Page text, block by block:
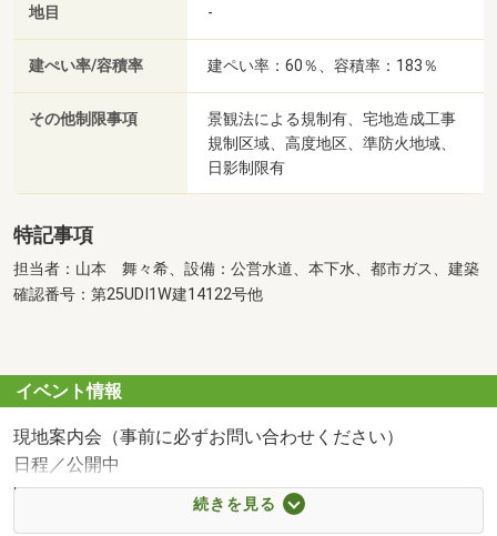
地目 -
建ぺい率/容積率 建ペい率：60％、容積率：183％
その他制限事項
景観法による規制有、宅地造成工事
規制区域、高度地区、準防火地域、
日影制限有
特記事項
担当者：山本 舞々希、設備：公営水道、本下水、都市ガス、建築
確認番号：第25UDI1W建14122号他
イベント情報
現地案内会（事前に必ずお問い合わせください）
日程／公開中
時間／9:30～19:30
☆ファイナンシャルプランナーによるライフプラン相談会
続きを見る